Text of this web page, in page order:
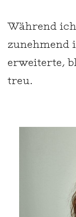
Während
zunehmend
erweiterte,
treu.